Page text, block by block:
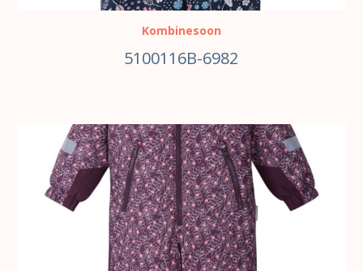
Kombinesoon
5100116B-6982